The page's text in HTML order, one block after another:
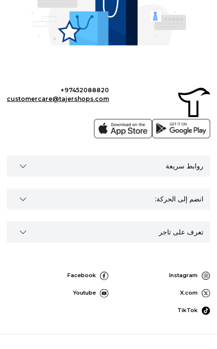
+97452088820
customercare@tajershops.com
روابط سريعة
انضم إلى الحركة:
تعرف على تاجر
Instagram
Facebook
X.com
Youtube
TikTok